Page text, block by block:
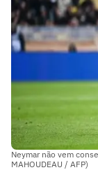
Neymar não vem
MAHOUDEAU / AFP)